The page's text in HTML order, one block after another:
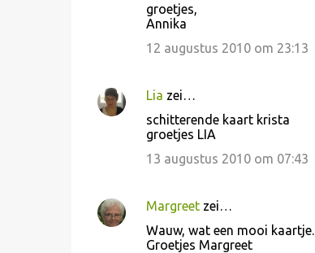
groetjes,
Annika
12 augustus 2010 om 23:13
Lia zei…
schitterende kaart krista
groetjes LIA
13 augustus 2010 om 07:43
Margreetzei…
Wauw, wat een mooi kaartje.
Groetjes Margreet